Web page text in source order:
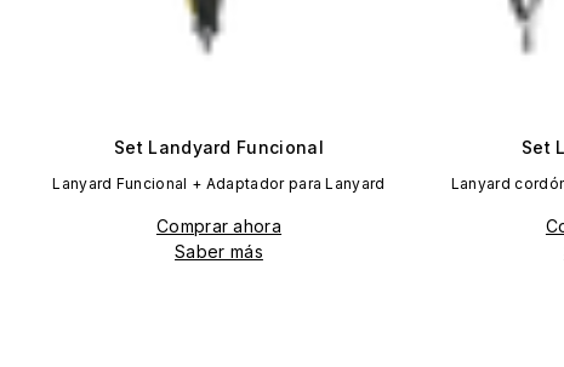
Set Landyard Funcional
Lanyard Funcional + Adaptador para Lanyard
Comprar ahora
Saber más
Set
Lanyard